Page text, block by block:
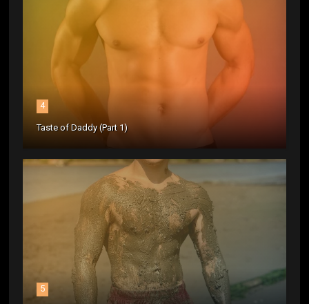
4
Taste of Daddy (Part 1)
5